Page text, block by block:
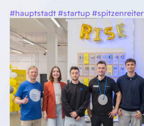
#hauptstadt #startup #spitzenreiter